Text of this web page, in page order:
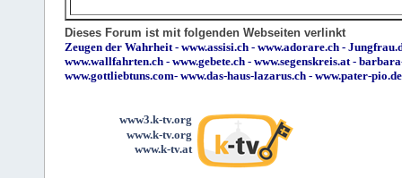
Dieses Forum ist mit folgenden Webseiten verlinkt
Zeugen der Wahrheit - www.assisi.ch - www.adorare.ch -
www.wallfahrten.ch - www.gebete.ch - www.segenskreis.at -
www.gottliebtuns.com- www.das-haus-lazarus.ch - www.pater-pio.de
www3.k-tv.org
www.k-tv.org
www.k-tv.at